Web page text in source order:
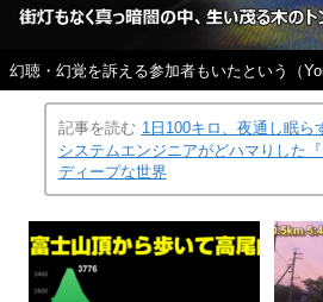
記事を読む 1日100キロ、夜通し眠
システムエンジニアがどハマりした『